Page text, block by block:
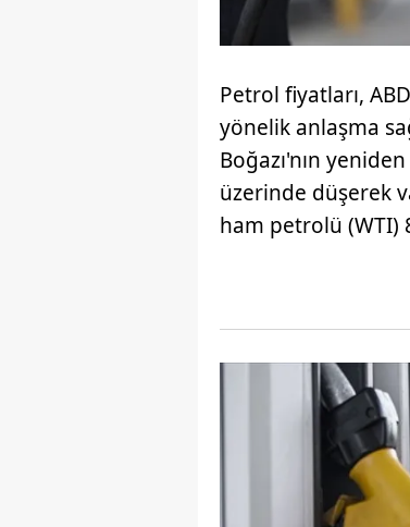
Petrol fiyatları,
yönelik anlaşma
Boğazı'nın
üzerinde düşerek
ham petrolü (WTI)